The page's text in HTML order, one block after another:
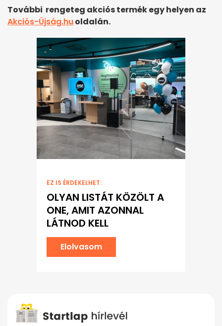
További rengeteg akciós termék egy helyen az
Akciós-Újság.huoldalán.
EZ IS ÉRDEKELHET:
OLYAN LISTÁT KÖZÖLT A
ONE, AMIT AZONNAL
LÁTNOD KELL
Elolvasom